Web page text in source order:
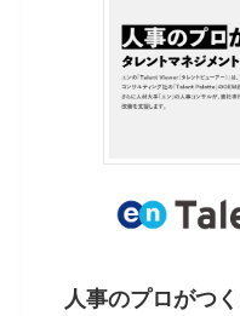
人事のプロがつく